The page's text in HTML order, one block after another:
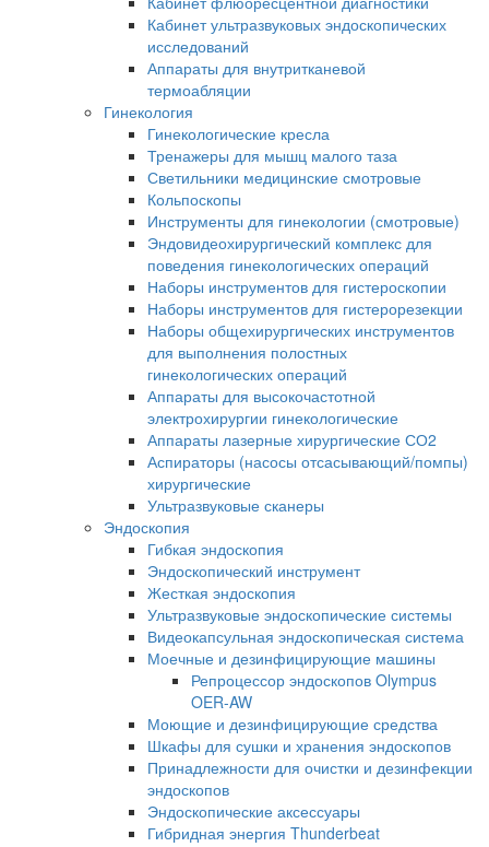
Кабинет ультразвуковых эндоскопических
исследований
Аппараты для внутритканевой
термоабляции
Гинекология
Гинекологические кресла
Тренажеры для мышц малого таза
Светильники медицинские смотровые
Кольпоскопы
Инструменты для гинекологии (смотровые)
Эндовидеохирургический комплекс для
поведения гинекологических операций
Наборы инструментов для гистероскопии
Наборы инструментов для гистерорезекции
Наборы общехирургических инструментов
для выполнения полостных
гинекологических операций
Аппараты для высокочастотной
электрохирургии гинекологические
Аппараты лазерные хирургические СО2
Аспираторы (насосы отсасывающий/помпы)
хирургические
Ультразвуковые сканеры
Эндоскопия
Гибкая эндоскопия
Эндоскопический инструмент
Жесткая эндоскопия
Ультразвуковые эндоскопические системы
Видеокапсульная эндоскопическая система
Моечные и дезинфицирующие машины
Репроцессор эндоскопов Olympus
OER-AW
Моющие и дезинфицирующие средства
Шкафы для сушки и хранения эндоскопов
Принадлежности для очистки и дезинфекции
эндоскопов
Эндоскопические аксессуары
Гибридная энергия Thunderbeat